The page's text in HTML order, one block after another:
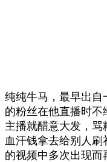
纯纯牛马，最早出自
的粉丝在他直播时不
主播就醋意大发，
血汗钱拿去给别人
的视频中多次出现